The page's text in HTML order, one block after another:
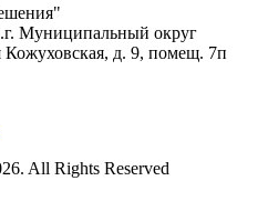
Муниципальный округ
д. 9, помещ. 7п
All Rights Reserved